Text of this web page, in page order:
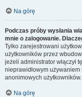
Na górę
Podczas próby wysłania
mnie o zalogowanie.
Tylko zarejestrowani
użytkowników przez
jeżeli administrator włączył
nieprawidłowym
anonimowych użytkowników.
Na górę